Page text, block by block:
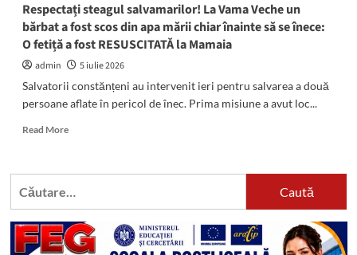
Respectați steagul salvamarilor! La Vama Veche un
bărbat a fost scos din apa mării chiar înainte să se înece:
O fetiță a fost RESUSCITATĂ la Mamaia
admin
5 iulie 2026
Salvatorii constănțeni au intervenit ieri pentru salvarea a două
persoane aflate în pericol de înec. Prima misiune a avut loc...
Read MoreRead
Respectați
Vama
Veche
Caută